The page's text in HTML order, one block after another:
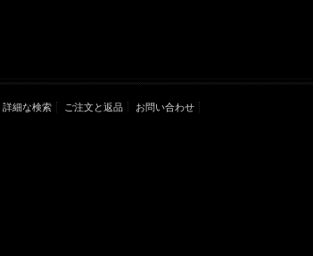
詳細な検索 ご注文と返品 お問い合わせ